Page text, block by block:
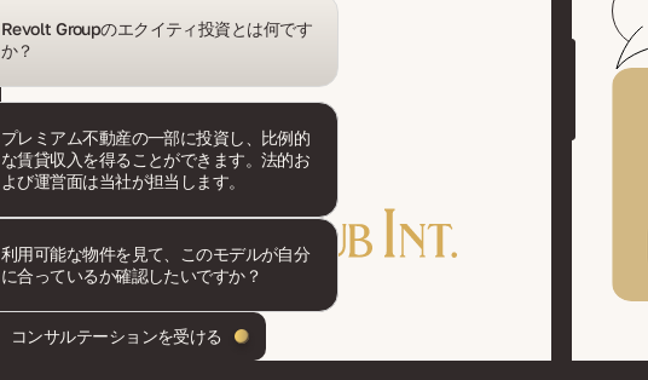
Revolt Groupのエクイティ投資とは何です
か？
プレミアム不動産の一部に投資し、比例的
な賃貸収入を得ることができます。法的お
よび運営面は当社が担当します。
利用可能な物件を見て、このモデルが自分
に合っているか確認したいですか？
コンサルテーションを受ける